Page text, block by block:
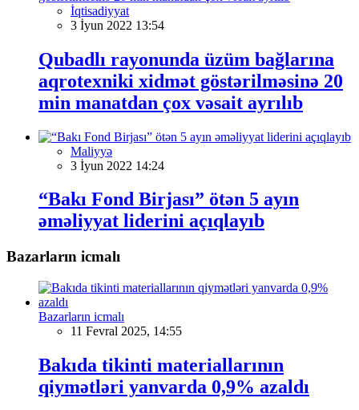
İqtisadiyyat
3 İyun 2022 13:54
Qubadlı rayonunda üzüm bağlarına
aqrotexniki xidmət göstərilməsinə 20
min manatdan çox vəsait ayrılıb
Maliyyə
3 İyun 2022 14:24
“Bakı Fond Birjası” ötən 5 ayın
əməliyyat liderini açıqlayıb
Bazarların icmalı
Bazarların icmalı
11 Fevral 2025, 14:55
Bakıda tikinti materiallarının
qiymətləri yanvarda 0,9% azaldı